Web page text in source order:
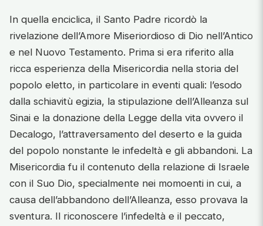
In quella enciclica, il Santo Padre ricordò la
rivelazione dell’Amore Miseriordioso di Dio nell’Antico
e nel Nuovo Testamento. Prima si era riferito alla
ricca esperienza della Misericordia nella storia del
popolo eletto, in particolare in eventi quali: l’esodo
dalla schiavitù egizia, la stipulazione dell’Alleanza sul
Sinai e la donazione della Legge della vita ovvero il
Decalogo, l’attraversamento del deserto e la guida
del popolo nonstante le infedeltà e gli abbandoni. La
Misericordia fu il contenuto della relazione di Israele
con il Suo Dio, specialmente nei momoenti in cui, a
causa dell’abbandono dell’Alleanza, esso provava la
sventura. Il riconoscere l’infedeltà e il peccato,